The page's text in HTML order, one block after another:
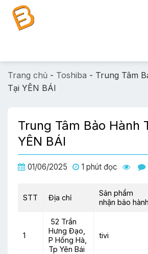
Chuyển
đến
Trang chủ - Toshiba - Trung Tâm
Tại YÊN BÁI
Trung Tâm Bảo Hành
YÊN BÁI
01/06/2025 1 phút đọc
STT Địa chỉ
Sản phẩm
nhận bảo hành
1
52 Trần
Hưng Đạo,
P Hồng Hà,
Tp Yên Bái
tivi